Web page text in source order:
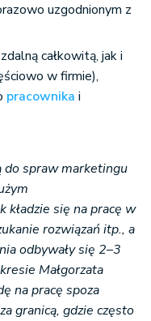
uzgodnionym z
całkowitą, jak i
w firmie),
pracownika i
do spraw marketingu
się na pracę w
rozwiązań itp., a
odbywały się 2–3
Małgorzata
na pracę spoza
granicą, gdzie często